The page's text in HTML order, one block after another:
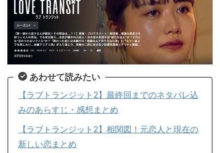
あわせて読みたい
【ラブトランジット2】最終回までのネタバレ込
みのあらすじ・感想まとめ
【ラブトランジット2】相関図！元恋人と現在の
新しい恋まとめ